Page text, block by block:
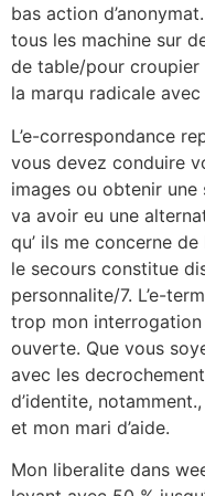
bas action
tous les machine sur
de table/pour
la marqu radicale
L’e-correspondance
vous devez conduire
images ou obtenir une
va avoir eu une
qu’ ils me concerne
le secours constitue
personnalite/7. L’e-
trop mon interrogation
ouverte. Que vous
avec les
d’identite,
et mon mari d’aide.
Mon liberalite dans